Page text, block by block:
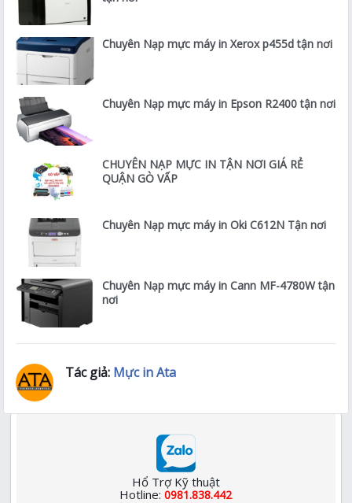
Chuyên Nạp mực máy in Xerox p455d tận nơi
Chuyên Nạp mực máy in Epson R2400 tận nơi
CHUYÊN NẠP MỰC IN TẬN NƠI GIÁ RẺ
QUẬN GÒ VẤP
Chuyên Nạp mực máy in Oki C612N Tận nơi
Chuyên Nạp mực máy in Cann MF-4780W tận
nơi
Tác giả: Mực in Ata
Hổ Trợ Kỹ thuật
Hotline:0981.838.442